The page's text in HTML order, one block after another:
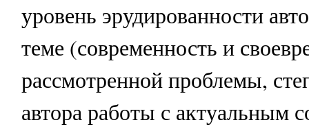
уровень эрудированности
теме (современность и
рассмотренной проблемы,
автора работы с актуальным